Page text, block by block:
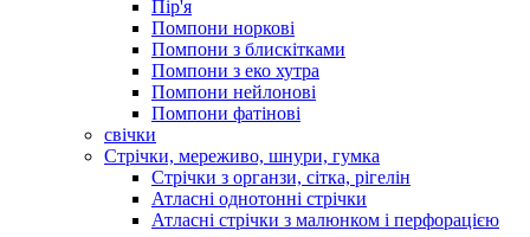
Пір'я
Помпони норкові
Помпони з блискітками
Помпони з еко хутра
Помпони нейлонові
Помпони фатінові
свічки
Стрічки, мереживо, шнури, гумка
Стрічки з органзи, сітка, рігелін
Атласні однотонні стрічки
Атласні стрічки з малюнком і перфорацією